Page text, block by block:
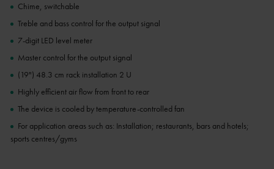
Chime, switchable
Treble and bass control for the output signal
7-digit LED level meter
Master control for the output signal
(19") 48.3 cm rack installation 2 U
Highly efficient air flow from front to rear
The device is cooled by temperature-controlled fan
For application areas such as: Installation; restaurants, bars and hotels;
sports centres/gyms